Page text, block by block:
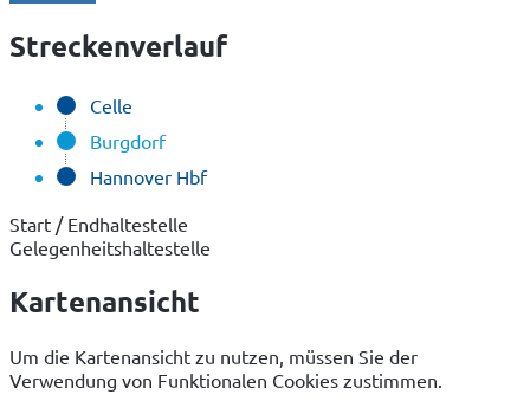
Streckenverlauf
Celle
Burgdorf
Hannover Hbf
Start / Endhaltestelle
Gelegenheitshaltestelle
Kartenansicht
Um die Kartenansicht zu nutzen, müssen Sie der
Verwendung von Funktionalen Cookies zustimmen.